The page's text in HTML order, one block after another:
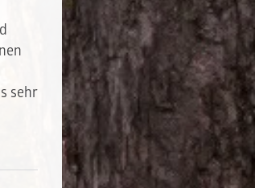
sehr